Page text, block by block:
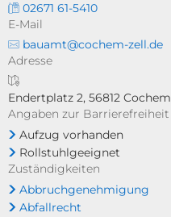
02671 61-5410
E-Mail
bauamt@cochem-zell.de
Adresse
Endertplatz 2, 56812 Cochem
Angaben zur Barrierefreiheit
Aufzug vorhanden
Rollstuhlgeeignet
Zuständigkeiten
Abbruchgenehmigung
Abfallrecht